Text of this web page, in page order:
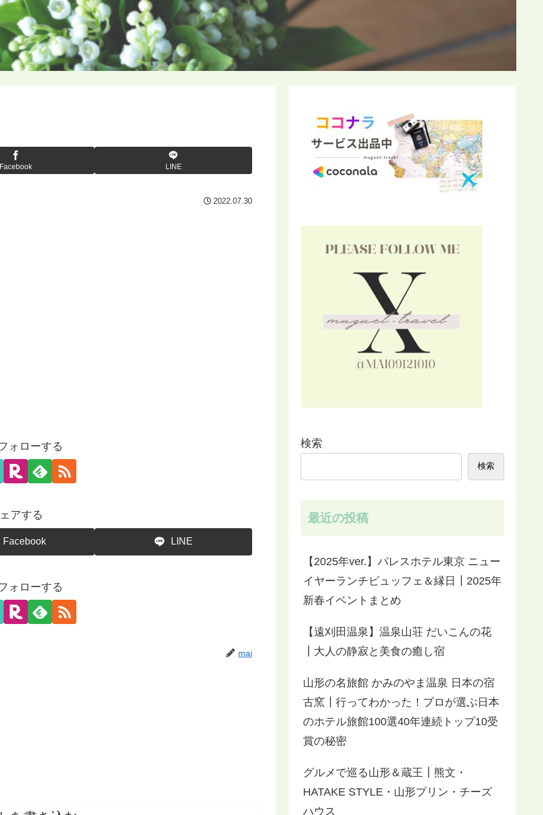
Facebook LINE
2022.07.30
ォローする
アする
Facebook LINE
ォローする
mai
検索
検索
最近の投稿
【2025年ver.】パレスホテル東京 ニュー
イヤーランチビュッフェ＆縁日┃2025年
新春イベントまとめ
【遠刈田温泉】温泉山荘 だいこんの花
┃大人の静寂と美食の癒し宿
山形の名旅館 かみのやま温泉 日本の宿
古窯┃行ってわかった！プロが選ぶ日本
のホテル旅館100選40年連続トップ10受
賞の秘密
グルメで巡る山形＆蔵王┃熊文・
HATAKE STYLE・山形プリン・チーズ
ハウス